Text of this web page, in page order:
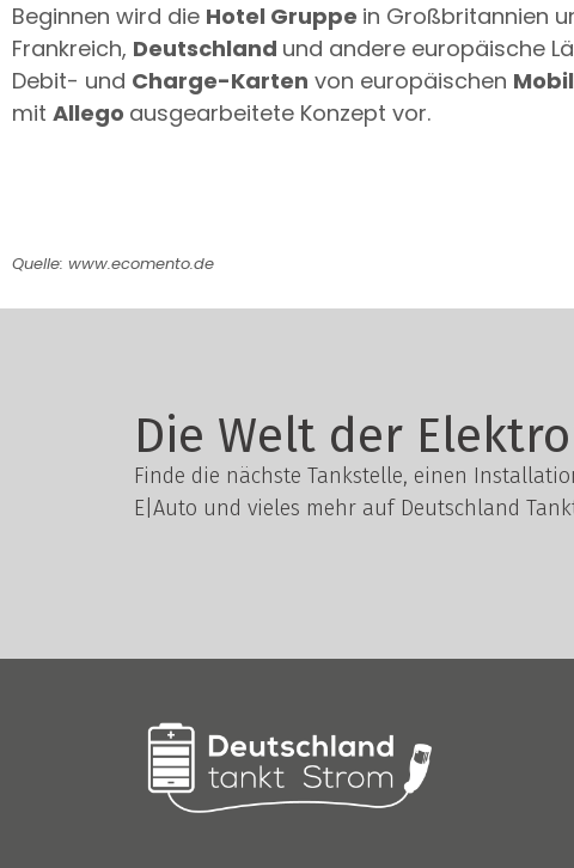
Beginnen wird die Hotel Gruppe in Großbritannien
Frankreich, Deutschland und andere europäische
Debit- und Charge-Karten von europäischen
mit Allego ausgearbeitete Konzept vor.
Quelle: www.ecomento.de
Die Welt der
Finde die nächste Tankstelle, einen
E|Auto und vieles mehr auf Deutschland